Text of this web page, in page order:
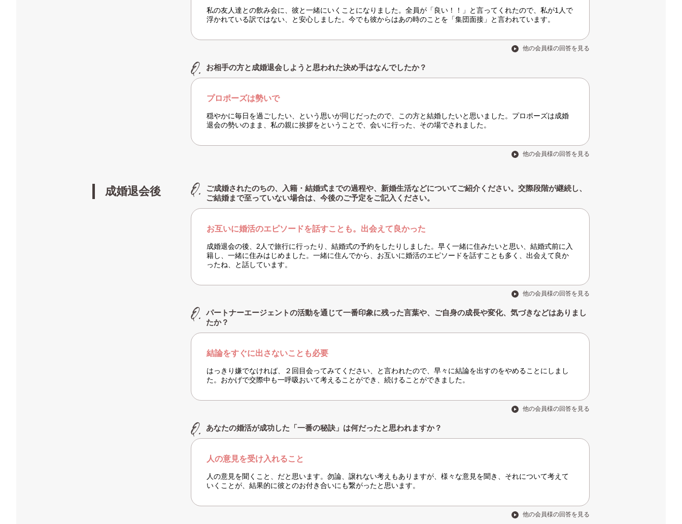
私の友人達との飲み会に、彼と一緒にいくことになりました。全員が「良い！！」と言ってくれたので、私が1人で
浮かれている訳ではない、と安心しました。今でも彼からはあの時のことを「集団面接」と言われています。
他の会員様の回答を見る
お相手の方と成婚退会しようと思われた決め手はなんでしたか？
プロポーズは勢いで
穏やかに毎日を過ごしたい、という思いが同じだったので、この方と結婚したいと思いました。プロポーズは成婚
退会の勢いのまま、私の親に挨拶をということで、会いに行った、その場でされました。
他の会員様の回答を見る
成婚退会後
ご成婚されたのちの、入籍・結婚式までの過程や、新婚生活などについてご紹介ください。交際段階が継続し、
ご結婚まで至っていない場合は、今後のご予定をご記入ください。
お互いに婚活のエピソードを話すことも。出会えて良かった
成婚退会の後、2人で旅行に行ったり、結婚式の予約をしたりしました。早く一緒に住みたいと思い、結婚式前に入
籍し、一緒に住みはじめました。一緒に住んでから、お互いに婚活のエピソードを話すことも多く、出会えて良か
ったね、と話しています。
他の会員様の回答を見る
パートナーエージェントの活動を通じて一番印象に残った言葉や、ご自身の成長や変化、気づきなどはありまし
たか？
結論をすぐに出さないことも必要
はっきり嫌でなければ、２回目会ってみてください、と言われたので、早々に結論を出すのをやめることにしまし
た。おかげで交際中も一呼吸おいて考えることができ、続けることができました。
他の会員様の回答を見る
あなたの婚活が成功した「一番の秘訣」は何だったと思われますか？
人の意見を受け入れること
人の意見を聞くこと、だと思います。勿論、譲れない考えもありますが、様々な意見を聞き、それについて考えて
いくことが、結果的に彼とのお付き合いにも繋がったと思います。
他の会員様の回答を見る